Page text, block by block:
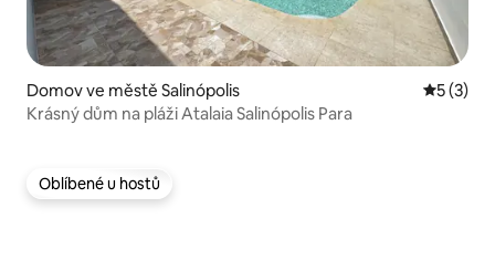
Domov ve městě Salinópolis
5 (3)
Krásný dům na pláži Atalaia Salinópolis Para
Oblíbené u hostů
Oblíbené u hostů